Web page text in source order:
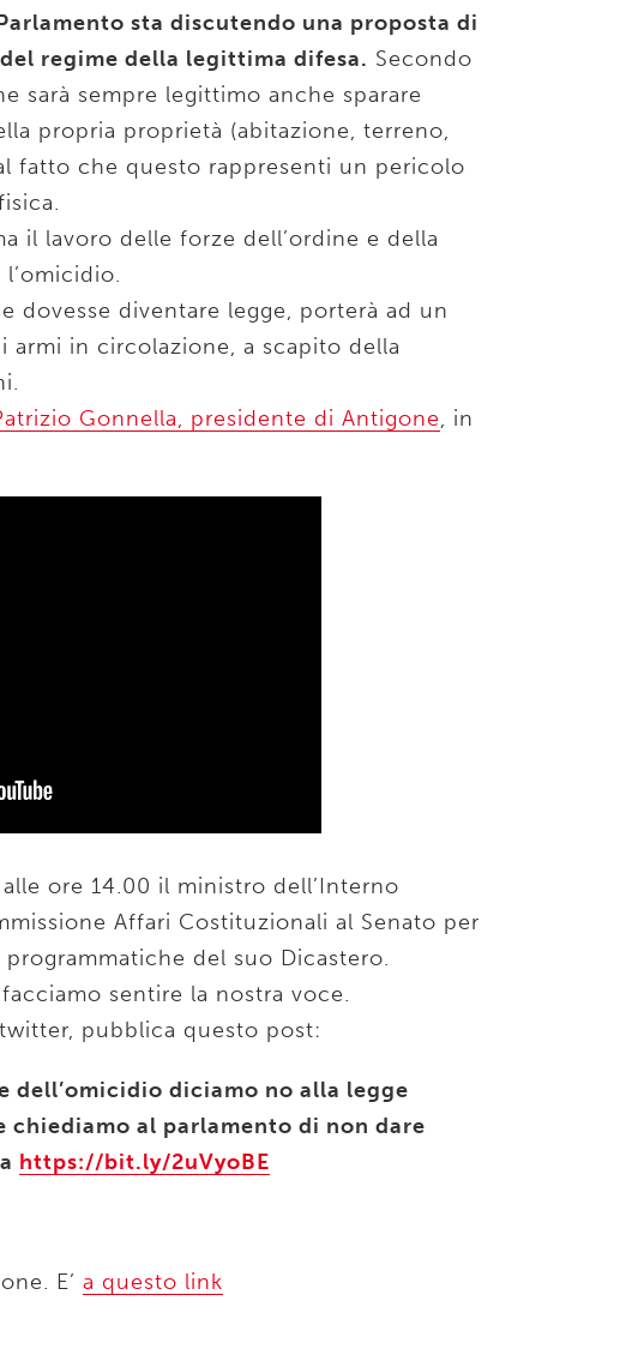
sta discutendo una proposta di
regime della legittima difesa. Secondo
sarà sempre legittimo anche sparare
propria proprietà (abitazione, terreno,
fatto che questo rappresenti un pericolo
il lavoro delle forze dell’ordine e della
dovesse diventare legge, porterà ad un
armi in circolazione, a scapito della
Gonnella, presidente di Antigone, in
ore 14.00 il ministro dell’Interno
Affari Costituzionali al Senato per
del suo Dicastero.
sentire la nostra voce.
pubblica questo post:
dell’omicidio diciamo no alla legge
al parlamento di non dare
https://bit.ly/2uVyoBE
E’ a questo link